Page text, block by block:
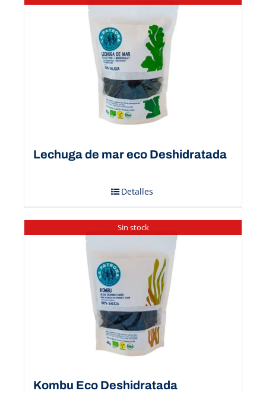
Lechuga de mar eco Deshidratada
Detalles
Sin stock
Kombu Eco Deshidratada